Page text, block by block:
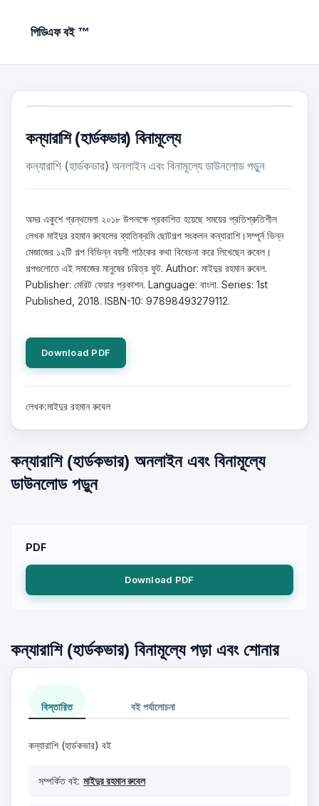
পিডিএফ বই ™
কন্যারাশি (হার্ডকভার) বিনামূল্যে
কন্যারাশি (হার্ডকভার) অনলাইন এবং বিনামূল্যে ডাউনলোড পড়ুন
অমর একুশে গ্রন্থমেলা ২০১৮ উপলক্ষে প্রকাশিত হয়েছে সময়ের প্রতিশ্রুতিশীল
লেখক মাইদুর রহমান রুবেলের ব্যাতিক্রমি ছোটগল্প সংকলন কন্যারাশি।সম্পূর্ন ভিন্ন
মেজাজের ১২টি গল্প বিভিন্ন বয়সী পাঠকের কথা বিবেচনা করে লিখেছেন রুবেল।
গল্পগুলোতে এই সমাজের মানুষের চরিত্র ফুট. Author: মাইদুর রহমান রুবেল.
Publisher: মেরিট ফেয়ার প্রকাশন. Language: বাংলা. Series: 1st
Published, 2018. ISBN-10: 97898493279112.
Download PDF
লেখক:মাইদুর রহমান রুবেল
কন্যারাশি (হার্ডকভার) অনলাইন এবং বিনামূল্যে
ডাউনলোড পড়ুন
PDF
Download PDF
কন্যারাশি (হার্ডকভার) বিনামূল্যে পড়া এবং শোনার
বিস্তারিত বই পর্যালোচনা
কন্যারাশি (হার্ডকভার) বই
সম্পর্কিত বই: মাইদুর রহমান রুবেল